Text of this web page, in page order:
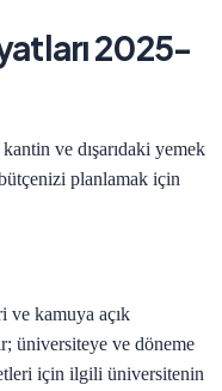
2025-
ve dışarıdaki yemek
planlamak için
ve kamuya açık
üniversiteye ve döneme
için ilgili üniversitenin